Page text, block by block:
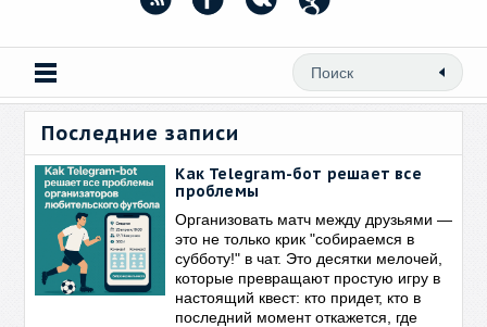
Последние записи
Как Telegram-бот решает все
проблемы
Организовать матч между друзьями —
это не только крик "собираемся в
субботу!" в чат. Это десятки мелочей,
которые превращают простую игру в
настоящий квест: кто придет, кто в
последний момент откажется, где